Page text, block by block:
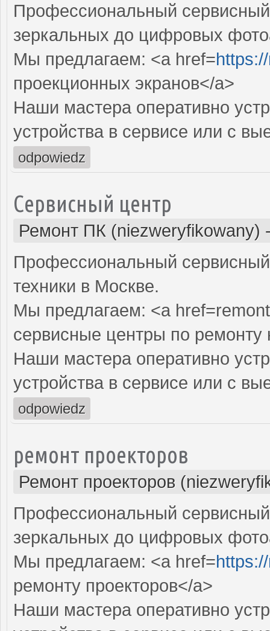
Профессиональный
зеркальных до цифровых
Мы предлагаем: <a href=
проекционных экранов</a>
Наши мастера оперативно
устройства в сервисе или с
odpowiedz
Сервисный центр
Ремонт ПК (niezweryfikowany)
Профессиональный
техники в Москве.
Мы предлагаем: <a
сервисные центры по ремонту
Наши мастера оперативно
устройства в сервисе или с
odpowiedz
ремонт проекторов
Ремонт проекторов
Профессиональный
зеркальных до цифровых
Мы предлагаем: <a href=
ремонту проекторов</a>
Наши мастера оперативно